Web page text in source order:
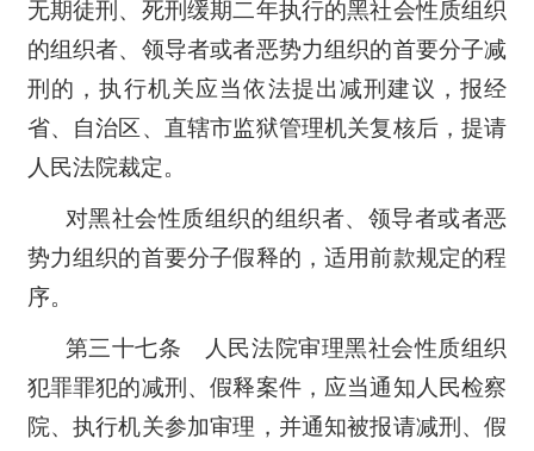
无期徒刑、死刑缓期二年执行的黑社会性质组织
的组织者、领导者或者恶势力组织的首要分子减
刑的，执行机关应当依法提出减刑建议，报经
省、自治区、直辖市监狱管理机关复核后，提请
人民法院裁定。
对黑社会性质组织的组织者、领导者或者恶
势力组织的首要分子假释的，适用前款规定的程
序。
第三十七条 人民法院审理黑社会性质组织
犯罪罪犯的减刑、假释案件，应当通知人民检察
院、执行机关参加审理，并通知被报请减刑、假